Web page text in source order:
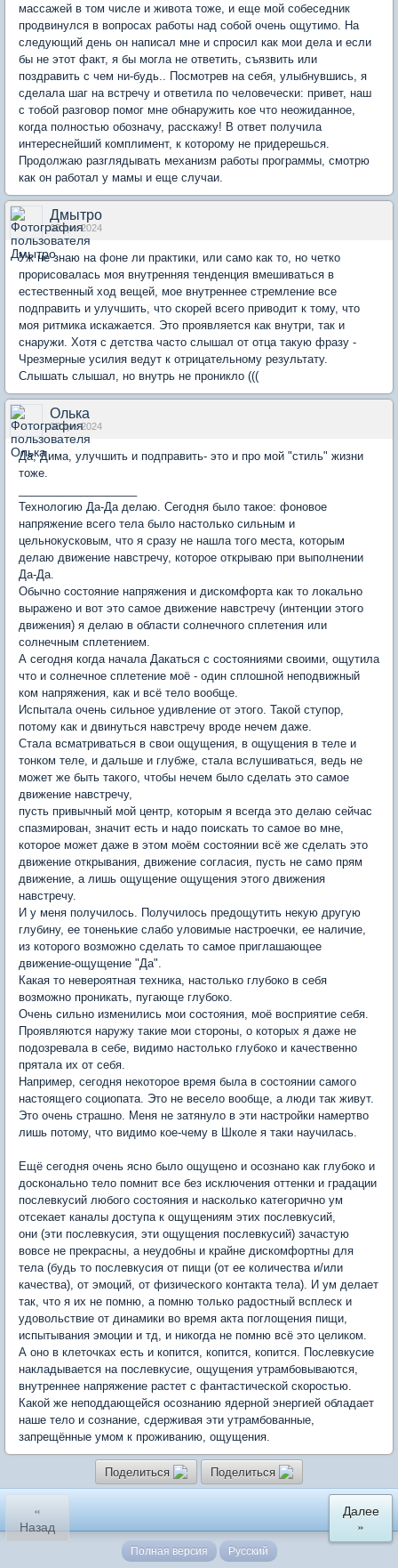
массажей в том числе и живота тоже, и еще мой собеседник
продвинулся в вопросах работы над собой очень ощутимо. На
следующий день он написал мне и спросил как мои дела и если
бы не этот факт, я бы могла не ответить, съязвить или
поздравить с чем ни-будь.. Посмотрев на себя, улыбнувшись, я
сделала шаг на встречу и ответила по человечески: привет, наш
с тобой разговор помог мне обнаружить кое что неожиданное,
когда полностью обозначу, расскажу! В ответ получила
интереснейший комплимент, к которому не придерешься.
Продолжаю разглядывать механизм работы программы, смотрю
как он работал у мамы и еще случаи.
Дмытро
08 дек 2024
Уж не знаю на фоне ли практики, или само как то, но четко
прорисовалась моя внутренняя тенденция вмешиваться в
естественный ход вещей, мое внутреннее стремление все
подправить и улучшить, что скорей всего приводит к тому, что
моя ритмика искажается. Это проявляется как внутри, так и
снаружи. Хотя с детства часто слышал от отца такую фразу -
Чрезмерные усилия ведут к отрицательному результату.
Слышать слышал, но внутрь не проникло (((
Олька
08 дек 2024
Да, Дима, улучшить и подправить- это и про мой "стиль" жизни
тоже.
Технологию Да-Да делаю. Сегодня было такое: фоновое
напряжение всего тела было настолько сильным и
цельнокусковым, что я сразу не нашла того места, которым
делаю движение навстречу, которое открываю при выполнении
Да-Да.
Обычно состояние напряжения и дискомфорта как то локально
выражено и вот это самое движение навстречу (интенции этого
движения) я делаю в области солнечного сплетения или
солнечным сплетением.
А сегодня когда начала Дакаться с состояниями своими, ощутила
что и солнечное сплетение моё - один сплошной неподвижный
ком напряжения, как и всё тело вообще.
Испытала очень сильное удивление от этого. Такой ступор,
потому как и двинуться навстречу вроде нечем даже.
Стала всматриваться в свои ощущения, в ощущения в теле и
тонком теле, и дальше и глубже, стала вслушиваться, ведь не
может же быть такого, чтобы нечем было сделать это самое
движение навстречу,
пусть привычный мой центр, которым я всегда это делаю сейчас
спазмирован, значит есть и надо поискать то самое во мне,
которое может даже в этом моём состоянии всё же сделать это
движение открывания, движение согласия, пусть не само прям
движение, а лишь ощущение ощущения этого движения
навстречу.
И у меня получилось. Получилось предощутить некую другую
глубину, ее тоненькие слабо уловимые настроечки, ее наличие,
из которого возможно сделать то самое приглашающее
движение-ощущение "Да".
Какая то невероятная техника, настолько глубоко в себя
возможно проникать, пугающе глубоко.
Очень сильно изменились мои состояния, моё восприятие себя.
Проявляются наружу такие мои стороны, о которых я даже не
подозревала в себе, видимо настолько глубоко и качественно
прятала их от себя.
Например, сегодня некоторое время была в состоянии самого
настоящего социопата. Это не весело вообще, а люди так живут.
Это очень страшно. Меня не затянуло в эти настройки намертво
лишь потому, что видимо кое-чему в Школе я таки научилась.
Ещё сегодня очень ясно было ощущено и осознано как глубоко и
досконально тело помнит все без исключения оттенки и градации
послевкусий любого состояния и насколько категорично ум
отсекает каналы доступа к ощущениям этих послевкусий,
они (эти послевкусия, эти ощущения послевкусий) зачастую
вовсе не прекрасны, а неудобны и крайне дискомфортны для
тела (будь то послевкусия от пищи (от ее количества и/или
качества), от эмоций, от физического контакта тела). И ум делает
так, что я их не помню, а помню только радостный всплеск и
удовольствие от динамики во время акта поглощения пищи,
испытывания эмоции и тд, и никогда не помню всё это целиком.
А оно в клеточках есть и копится, копится, копится. Послевкусие
накладывается на послевкусие, ощущения утрамбовываются,
внутреннее напряжение растет с фантастической скоростью.
Какой же неподдающейся осознанию ядерной энергией обладает
наше тело и сознание, сдерживая эти утрамбованные,
запрещённые умом к проживанию, ощущения.
Поделиться Поделиться
«
Назад
Далее
»
Полная версия Русский